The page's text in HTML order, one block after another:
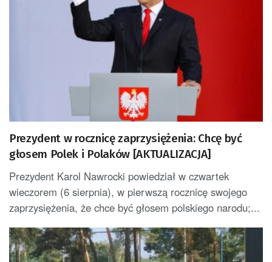
Prezydent w rocznicę zaprzysiężenia: Chcę być
głosem Polek i Polaków [AKTUALIZACJA]
Prezydent Karol Nawrocki powiedział w czwartek
wieczorem (6 sierpnia), w pierwszą rocznicę swojego
zaprzysiężenia, że chce być głosem polskiego narodu;...